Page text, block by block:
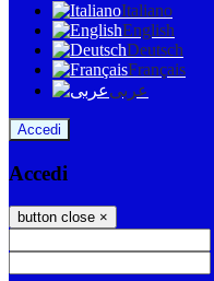
Italiano
English
Deutsch
Français
عربى
Accedi
Accedi
button close ×